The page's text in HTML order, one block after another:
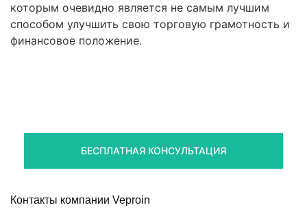
которым очевидно является не самым лучшим
способом улучшить свою торговую грамотность и
финансовое положение.
БЕСПЛАТНАЯ КОНСУЛЬТАЦИЯ
Контакты компании Veproin